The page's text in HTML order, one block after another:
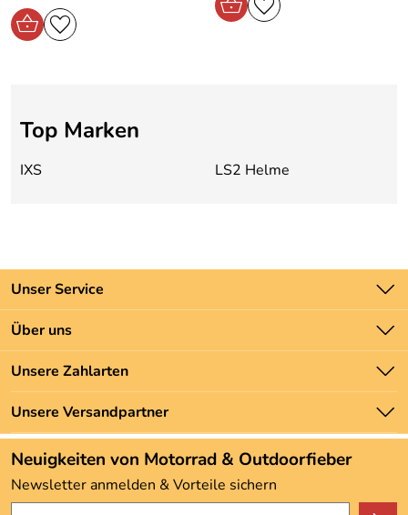
Top Marken
IXS LS2 Helme
Unser Service
Kontakt
Batteriegesetz
Newsletter
Zahlung und Versand
Über uns
Unsere Bestseller
Marken
Neu
Angebote
Kundenbewertungen (3.493)
4,9/5*****
Unsere Zahlarten
Unsere Versandpartner
Neuigkeiten von Motorrad & Outdoorfieber
Newsletter anmelden & Vorteile sichern